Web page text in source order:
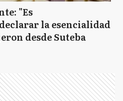
"Es
la esencialidad
desde Suteba